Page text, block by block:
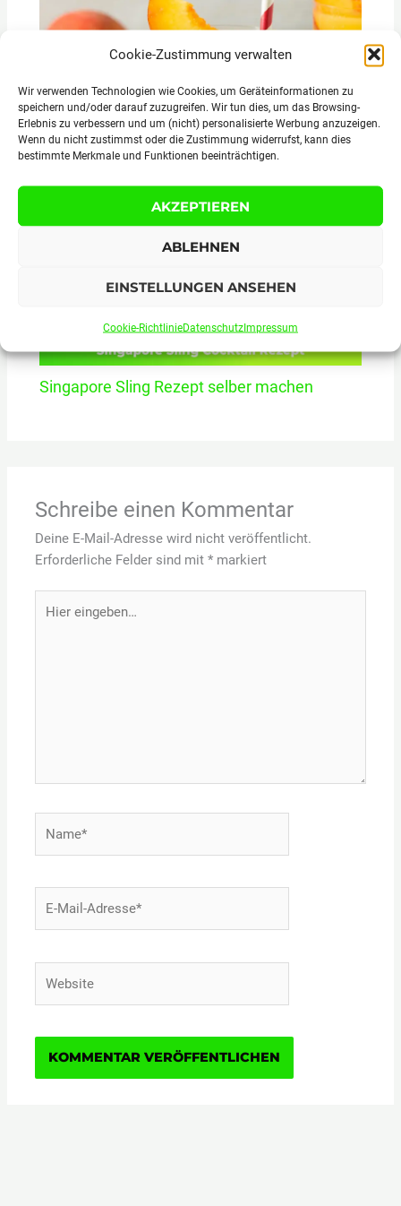
Cookie-Zustimmung verwalten
Wir verwenden Technologien wie Cookies, um Geräteinformationen zu
speichern und/oder darauf zuzugreifen. Wir tun dies, um das Browsing-
Erlebnis zu verbessern und um (nicht) personalisierte Werbung anzuzeigen.
Wenn du nicht zustimmst oder die Zustimmung widerrufst, kann dies
bestimmte Merkmale und Funktionen beeinträchtigen.
AKZEPTIEREN
ABLEHNEN
EINSTELLUNGEN ANSEHEN
Cookie-RichtlinieDatenschutzImpressum
Fuzzy Navel Rezept Cocktail selber machen
Singapore Sling Rezept selber machen
Schreibe einen Kommentar
Deine E-Mail-Adresse wird nicht veröffentlicht.
Erforderliche Felder sind mit* markiert
eingeben…